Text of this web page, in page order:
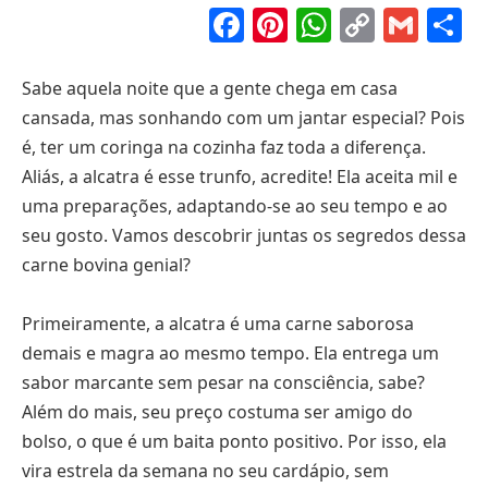
Facebook
Pinterest
Copy
Sabe aquela noite que a gente chega em casa
cansada, mas sonhando com um jantar especial? Pois
é, ter um coringa na cozinha faz toda a diferença.
Aliás, a alcatra é esse trunfo, acredite! Ela aceita mil e
uma preparações, adaptando-se ao seu tempo e ao
seu gosto. Vamos descobrir juntas os segredos dessa
carne bovina genial?
Primeiramente, a alcatra é uma carne saborosa
demais e magra ao mesmo tempo. Ela entrega um
sabor marcante sem pesar na consciência, sabe?
Além do mais, seu preço costuma ser amigo do
bolso, o que é um baita ponto positivo. Por isso, ela
vira estrela da semana no seu cardápio, sem